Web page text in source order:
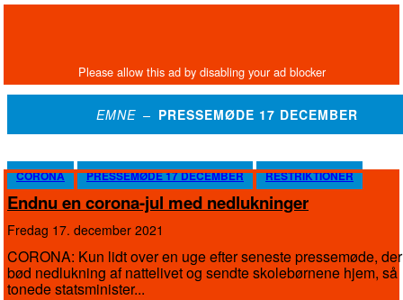
EMNE – PRESSEMØDE 17 DECEMBER
CORONA PRESSEMØDE 17 DECEMBER RESTRIKTIONER
Endnu en corona-jul med nedlukninger
fredag 17. december 2021
CORONA: Kun lidt over en uge efter seneste pressemøde, der
bød nedlukning af nattelivet og sendte skolebørnene hjem, så
tonede statsminister...